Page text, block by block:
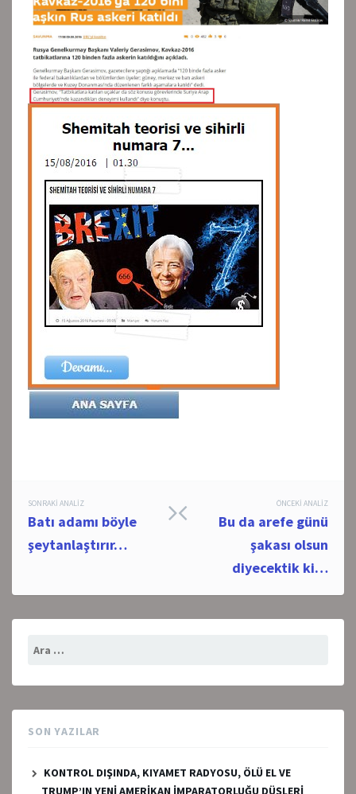
Post
navigation
ÖNCEKI ANALIZ
Bu da arefe günü
şakası olsun
diyecektik ki…
SONRAKI ANALIZ
Batı adamı böyle
şeytanlaştırır…
SON YAZILAR
KONTROL DIŞINDA, KIYAMET RADYOSU, ÖLÜ EL VE
TRUMP’IN YENİ AMERİKAN İMPARATORLUĞU DÜŞLERİ